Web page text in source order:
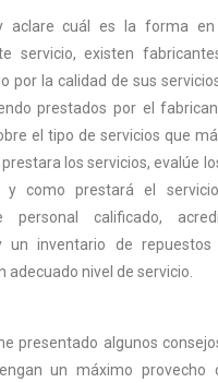
aclare cuál es la forma en
servicio, existen
por la calidad de sus
prestados por el
el tipo de servicios que
los servicios, evalúe
y como prestará el
personal calificado,
un inventario de
adecuado nivel de servicio.
presentado algunos
un máximo provecho